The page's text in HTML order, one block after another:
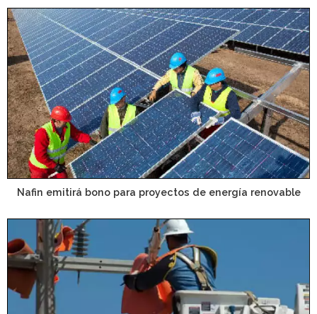
Nafin emitirá bono para proyectos de energía renovable